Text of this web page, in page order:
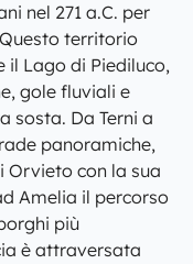
nel 271 a.C. per
territorio
il Lago di Piediluco,
gole fluviali e
sosta. Da Terni a
panoramiche,
Orvieto con la sua
Amelia il percorso
più
è attraversata